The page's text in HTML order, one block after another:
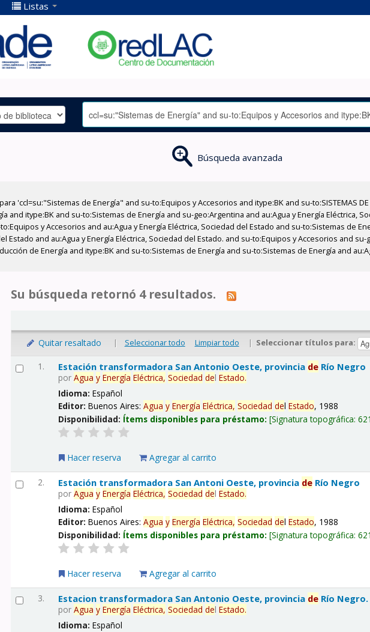
Listas
Búsqueda avanzada
'ccl=su:"Sistemas de Energía" and su-to:Equipos y Accesorios and itype:BK and su-to:SISTEMAS
and itype:BK and su-to:Sistemas de Energía and su-geo:Argentina and au:Agua y Energía Eléctrica,
y Accesorios and au:Agua y Energía Eléctrica, Sociedad del Estado and su-to:Sistemas de
Estado and au:Agua y Energía Eléctrica, Sociedad del Estado. and su-to:Equipos y Accesorios and
de Energía and itype:BK and su-to:Sistemas de Energía and su-to:Sistemas de Energía and
Su búsqueda retornó 4 resultados.
Quitar resaltado | Seleccionar todo Limpiar todo | Seleccionar títulos para:
1. Estación transformadora San Antonio Oeste, provincia de Río Negro
porAgua y Energía Eléctrica, Sociedad delEstado.
Idioma:Español
Editor:Buenos Aires:Agua y Energía Eléctrica, Sociedad delEstado, 1988
Disponibilidad: Ítems disponibles para préstamo: Signatura topográfica:
Hacer reserva Agregar al carrito
2. Estación transformadora San Antoni Oeste, provincia de Río Negro
porAgua y Energía Eléctrica, Sociedad delEstado.
Idioma:Español
Editor:Buenos Aires:Agua y Energía Eléctrica, Sociedad delEstado, 1988
Disponibilidad: Ítems disponibles para préstamo: Signatura topográfica:
Hacer reserva Agregar al carrito
3. Estacion transformadora San Antonio Oeste, provincia de Río Negro.
porAgua y Energía Eléctrica, Sociedad delEstado.
Idioma:Español